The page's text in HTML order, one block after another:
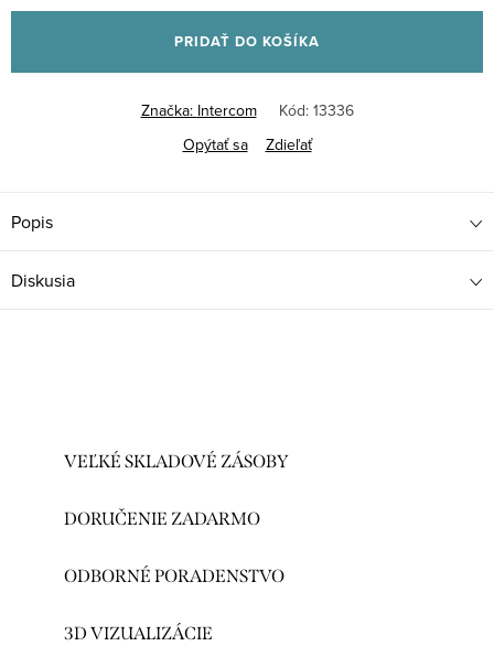
cena:
PRIDAŤ DO KOŠÍKA
Značka: Intercom Kód: 13336
Opýtať sa
Zdieľať
Popis
Diskusia
VEĽKÉ SKLADOVÉ ZÁSOBY
DORUČENIE ZADARMO
ODBORNÉ PORADENSTVO
3D VIZUALIZÁCIE